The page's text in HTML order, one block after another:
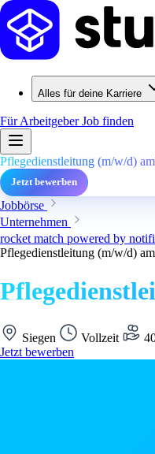
Alles für deine Karriere
Für ArbeitgeberJob finden
Pflegedienstleitung (m/w/d)
Jetzt bewerben
Jobbörse
Unternehmen
rocket match powered by
Pflegedienstleitung (m/w/d)
Siegen Vollzeit
Jetzt bewerben